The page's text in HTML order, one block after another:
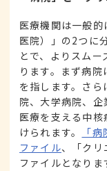
医療機関は一般的
医院）」の2つに
とで、よりスム
ります。まず病
を指します。さ
院、大学病院、
医療を支える中
けられます。
「
ファイル、「クリ
ファイルとなりま